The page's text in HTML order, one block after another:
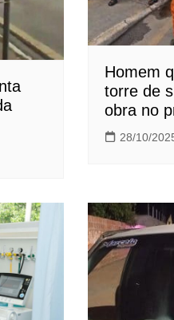
Homem
torre de
obra no
28/10/